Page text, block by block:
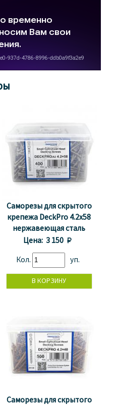
Саморезы для скрытого
крепежа DeckPro 4.2x58
нержавеющая сталь
(400шт + бита)
Цена: 3 150 
Кол. уп.
Саморезы для скрытого